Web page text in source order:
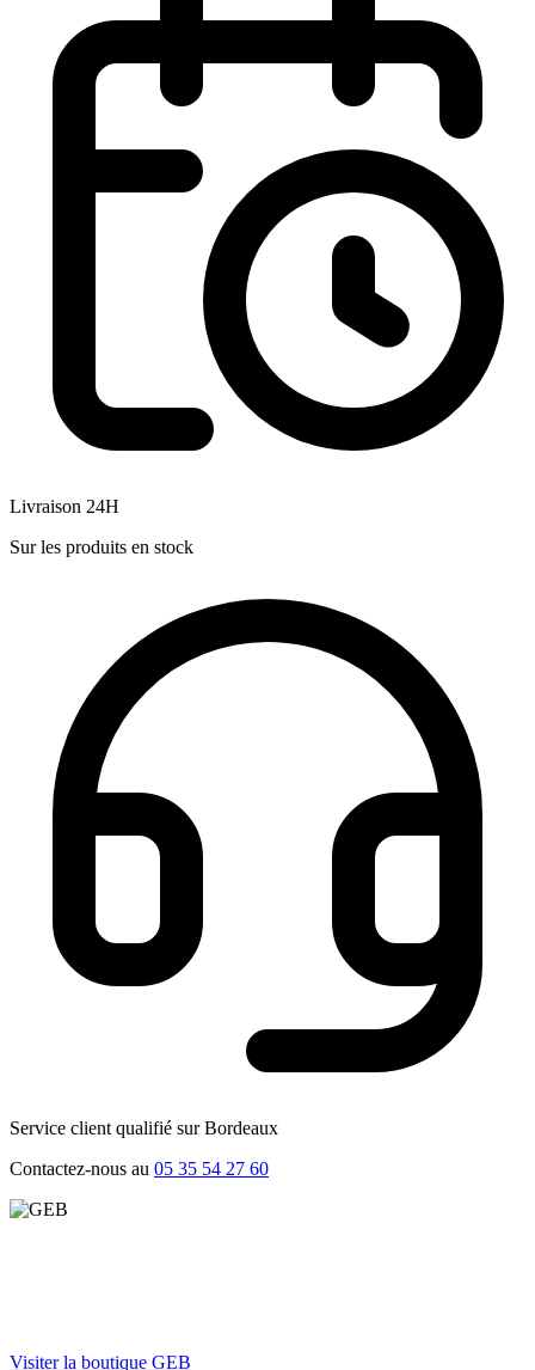
Livraison 24H
Sur les produits en stock
Service client qualifié sur Bordeaux
Contactez-nous au 05 35 54 27 60
Visiter la boutique GEB